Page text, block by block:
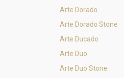
Arte Dorado
Arte Dorado Stone
Arte Ducado
Arte Duo
Arte Duo Stone